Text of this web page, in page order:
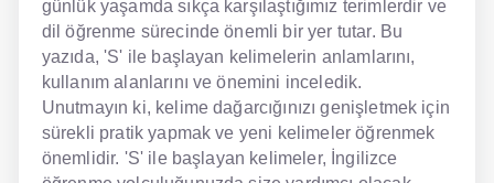
günlük yaşamda sıkça karşılaştığımız terimlerdir ve
dil öğrenme sürecinde önemli bir yer tutar. Bu
yazıda, 'S' ile başlayan kelimelerin anlamlarını,
kullanım alanlarını ve önemini inceledik.
Unutmayın ki, kelime dağarcığınızı genişletmek için
sürekli pratik yapmak ve yeni kelimeler öğrenmek
önemlidir. 'S' ile başlayan kelimeler, İngilizce